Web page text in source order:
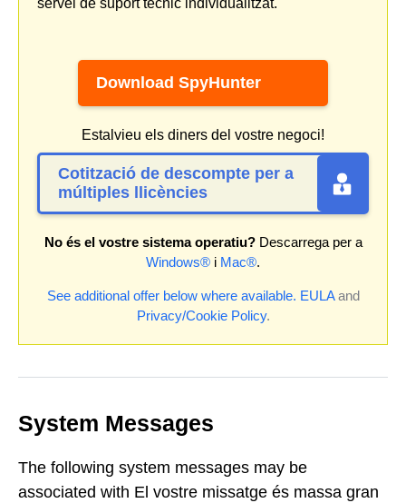
Download SpyHunter
Estalvieu els diners del vostre negoci!
Cotització de descompte per a
múltiples llicències
No és el vostre sistema operatiu?Descarrega per a
Windows® i Mac®.
See additional offer below where available. EULAand
Privacy/Cookie Policy.
System Messages
The following system messages may be
associated with El vostre missatge és massa gran